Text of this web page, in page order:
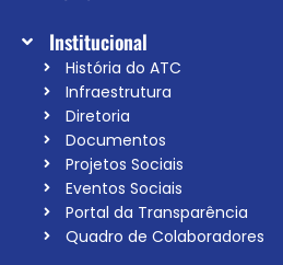
Institucional
História do ATC
Infraestrutura
Diretoria
Documentos
Projetos Sociais
Eventos Sociais
Portal da Transparência
Quadro de Colaboradores